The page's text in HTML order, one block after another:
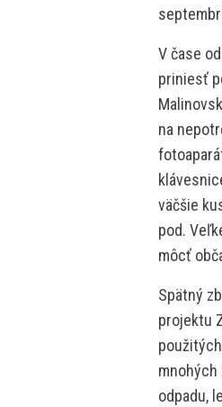
V čase
priniesť
na
väčšie
pod.
môcť
Spätný
projektu
odpadu,